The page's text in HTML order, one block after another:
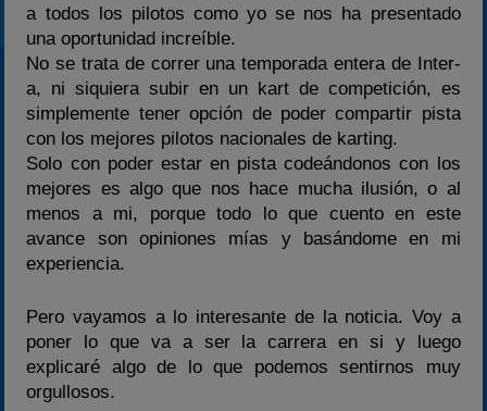
a todos los pilotos como yo se nos ha presentado
una oportunidad increíble.
No se trata de correr una temporada entera de Inter-
a, ni siquiera subir en un kart de competición, es
simplemente tener opción de poder compartir pista
con los mejores pilotos nacionales de karting.
Solo con poder estar en pista codeándonos con los
mejores es algo que nos hace mucha ilusión, o al
menos a mi, porque todo lo que cuento en este
avance son opiniones mías y basándome en mi
experiencia.
Pero vayamos a lo interesante de la noticia. Voy a
poner lo que va a ser la carrera en si y luego
explicaré algo de lo que podemos sentirnos muy
orgullosos.